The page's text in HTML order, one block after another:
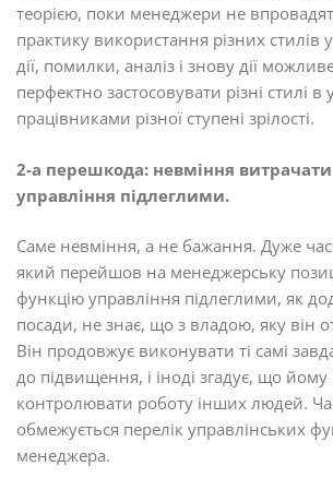
теорією, поки менеджери не
практику використання різних стилів
дії, помилки, аналіз і знову дії
перфектно застосовувати різні стилі в
працівниками різної ступені зрілості.
2-а перешкода: невміння
управління підлеглими.
Саме невміння, а не бажання. Дуже
який перейшов на менеджерську
функцію управління підлеглими, як
посади, не знає, що з владою, яку він
Він продовжує виконувати ті самі
до підвищення, і іноді згадує, що йому
контролювати роботу інших людей.
обмежується перелік управлінських
менеджера.